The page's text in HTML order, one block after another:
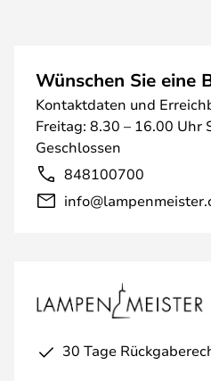
Wünschen Sie eine
Kontaktdaten und
Freitag: 8.30 – 16.00 Uhr
Geschlossen
848100700
30 Tage